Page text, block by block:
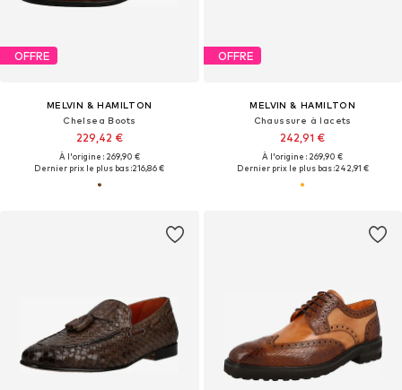
OFFRE
MELVIN & HAMILTON
Chelsea Boots
229,42 €
À l'origine : 269,90 €
Dernier prix le plus bas :216,86 €
OFFRE
MELVIN & HAMILTON
Chaussure à lacets
242,91 €
À l'origine : 269,90 €
Dernier prix le plus bas :242,91 €